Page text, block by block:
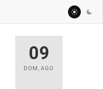
09
DOM ,AGO